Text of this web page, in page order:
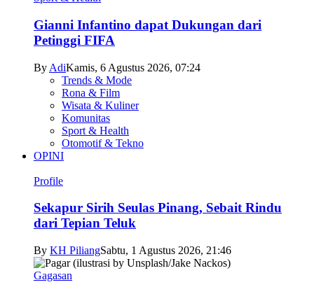
Gianni Infantino dapat Dukungan dari
Petinggi FIFA
By AdiKamis, 6 Agustus 2026, 07:24
Trends & Mode
Rona & Film
Wisata & Kuliner
Komunitas
Sport & Health
Otomotif & Tekno
OPINI
Profile
Sekapur Sirih Seulas Pinang, Sebait Rindu
dari Tepian Teluk
By KH PiliangSabtu, 1 Agustus 2026, 21:46
Gagasan